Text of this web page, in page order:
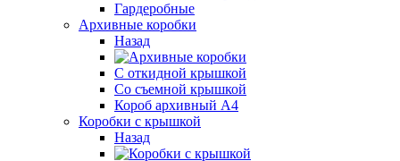
Гардеробные
Архивные коробки
Назад
С откидной крышкой
Со съемной крышкой
Короб архивный А4
Коробки с крышкой
Назад